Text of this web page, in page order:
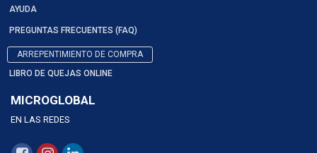
AYUDA
PREGUNTAS FRECUENTES (FAQ)
ARREPENTIMIENTO DE COMPRA
LIBRO DE QUEJAS ONLINE
MICROGLOBAL
EN LAS REDES